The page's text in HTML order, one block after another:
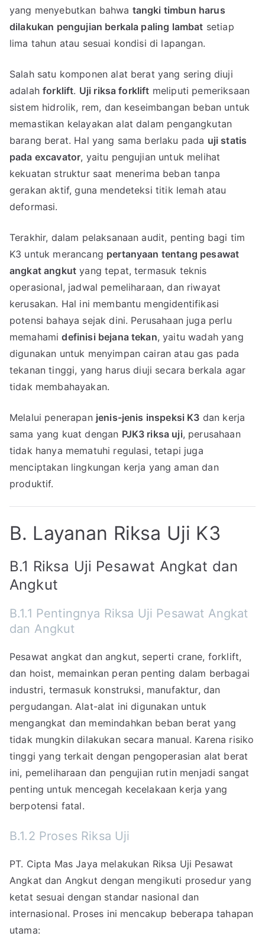
yang menyebutkan bahwa tangki timbun harus
dilakukan pengujian berkala paling lambat setiap
lima tahun atau sesuai kondisi di lapangan.
Salah satu komponen alat berat yang sering diuji
adalahforklift. Uji riksa forklift meliputi pemeriksaan
sistem hidrolik, rem, dan keseimbangan beban untuk
memastikan kelayakan alat dalam pengangkutan
barang berat. Hal yang sama berlaku pada uji statis
pada excavator, yaitu pengujian untuk melihat
kekuatan struktur saat menerima beban tanpa
gerakan aktif, guna mendeteksi titik lemah atau
deformasi.
Terakhir, dalam pelaksanaan audit, penting bagi tim
K3 untuk merancang pertanyaan tentang pesawat
angkat angkut yang tepat, termasuk teknis
operasional, jadwal pemeliharaan, dan riwayat
kerusakan. Hal ini membantu mengidentifikasi
potensi bahaya sejak dini. Perusahaan juga perlu
memahamidefinisi bejana tekan, yaitu wadah yang
digunakan untuk menyimpan cairan atau gas pada
tekanan tinggi, yang harus diuji secara berkala agar
tidak membahayakan.
Melalui penerapan jenis-jenis inspeksi K3 dan kerja
sama yang kuat dengan PJK3 riksa uji, perusahaan
tidak hanya mematuhi regulasi, tetapi juga
menciptakan lingkungan kerja yang aman dan
produktif.
B. Layanan Riksa Uji K3
B.1 Riksa Uji Pesawat Angkat dan
Angkut
B.1.1 Pentingnya Riksa Uji Pesawat Angkat
dan Angkut
Pesawat angkat dan angkut, seperti crane, forklift,
dan hoist, memainkan peran penting dalam berbagai
industri, termasuk konstruksi, manufaktur, dan
pergudangan. Alat-alat ini digunakan untuk
mengangkat dan memindahkan beban berat yang
tidak mungkin dilakukan secara manual. Karena risiko
tinggi yang terkait dengan pengoperasian alat berat
ini, pemeliharaan dan pengujian rutin menjadi sangat
penting untuk mencegah kecelakaan kerja yang
berpotensi fatal.
B.1.2 Proses Riksa Uji
PT. Cipta Mas Jaya melakukan Riksa Uji Pesawat
Angkat dan Angkut dengan mengikuti prosedur yang
ketat sesuai dengan standar nasional dan
internasional. Proses ini mencakup beberapa tahapan
utama: